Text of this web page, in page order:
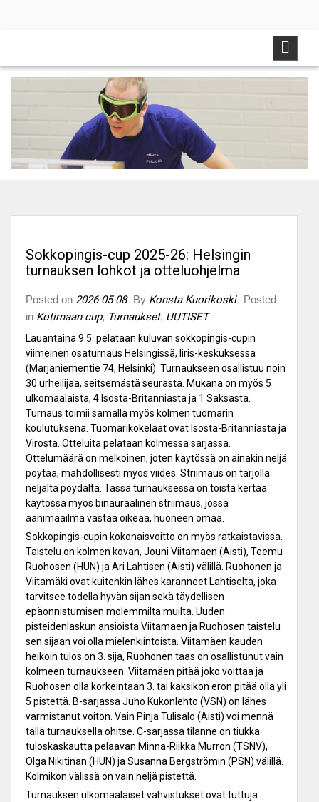
Sokkopingis-cup 2025-26: Helsingin
turnauksen lohkot ja otteluohjelma
Posted on 2026-05-08 By Konsta Kuorikoski
Posted
in Kotimaan cup, Turnaukset, UUTISET
Lauantaina 9.5. pelataan kuluvan sokkopingis-cupin
viimeinen osaturnaus Helsingissä, Iiris-keskuksessa
(Marjaniementie 74, Helsinki). Turnaukseen osallistuu noin
30 urheilijaa, seitsemästä seurasta. Mukana on myös 5
ulkomaalaista, 4 Isosta-Britanniasta ja 1 Saksasta.
Turnaus toimii samalla myös kolmen tuomarin
koulutuksena. Tuomarikokelaat ovat Isosta-Britanniasta ja
Virosta. Otteluita pelataan kolmessa sarjassa.
Ottelumäärä on melkoinen, joten käytössä on ainakin neljä
pöytää, mahdollisesti myös viides. Striimaus on tarjolla
neljältä pöydältä. Tässä turnauksessa on toista kertaa
käytössä myös binauraalinen striimaus, jossa
äänimaailma vastaa oikeaa, huoneen omaa.
Sokkopingis-cupin kokonaisvoitto on myös ratkaistavissa.
Taistelu on kolmen kovan, Jouni Viitamäen (Aisti), Teemu
Ruohosen (HUN) ja Ari Lahtisen (Aisti) välillä. Ruohonen ja
Viitamäki ovat kuitenkin lähes karanneet Lahtiselta, joka
tarvitsee todella hyvän sijan sekä täydellisen
epäonnistumisen molemmilta muilta. Uuden
pisteidenlaskun ansioista Viitamäen ja Ruohosen taistelu
sen sijaan voi olla mielenkiintoista. Viitamäen kauden
heikoin tulos on 3. sija, Ruohonen taas on osallistunut vain
kolmeen turnaukseen. Viitamäen pitää joko voittaa ja
Ruohosen olla korkeintaan 3. tai kaksikon eron pitää olla yli
5 pistettä. B-sarjassa Juho Kukonlehto (VSN) on lähes
varmistanut voiton. Vain Pinja Tulisalo (Aisti) voi mennä
tällä turnauksella ohitse. C-sarjassa tilanne on tiukka
tuloskaskautta pelaavan Minna-Riikka Murron (TSNV),
Olga Nikitinan (HUN) ja Susanna Bergströmin (PSN) välillä.
Kolmikon välissä on vain neljä pistettä.
Turnauksen ulkomaalaiset vahvistukset ovat tuttuja